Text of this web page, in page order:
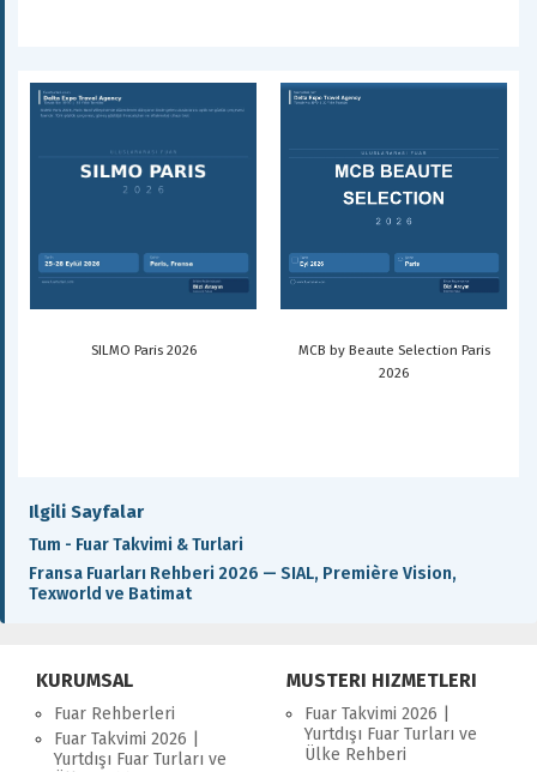
SILMO Paris 2026
MCB by Beaute Selection Paris
2026
Ilgili Sayfalar
Tum - Fuar Takvimi & Turlari
Fransa Fuarları Rehberi 2026 — SIAL, Première Vision,
Texworld ve Batimat
KURUMSAL
Fuar Rehberleri
Fuar Takvimi 2026 |
Yurtdışı Fuar Turları ve
MUSTERI HIZMETLERI
Fuar Takvimi 2026 |
Yurtdışı Fuar Turları ve
Ülke Rehberi